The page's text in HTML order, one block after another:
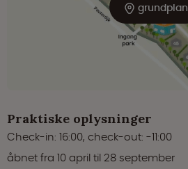
grundplan
Praktiske oplysninger
Check-in: 16:00, check-out: -11:00
åbnet fra 10 april til 28 september